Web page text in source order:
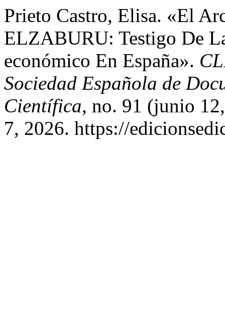
Prieto Castro, Elisa. «El
ELZABURU: Testigo De
económico En España».
Sociedad Española de
Científica, no. 91 (junio
7, 2026. https://